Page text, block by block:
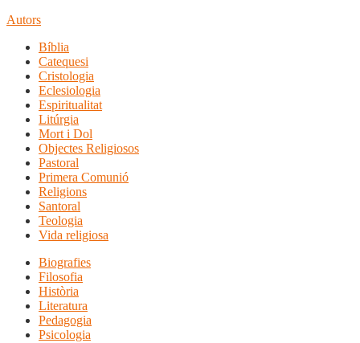
Autors
Bíblia
Catequesi
Cristologia
Eclesiologia
Espiritualitat
Litúrgia
Mort i Dol
Objectes Religiosos
Pastoral
Primera Comunió
Religions
Santoral
Teologia
Vida religiosa
Biografies
Filosofia
Història
Literatura
Pedagogia
Psicologia